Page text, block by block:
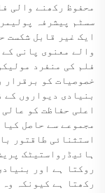
محفوظ رکھنے والی
سسٹم پیشرفہ
ایک غیر قابل شکست
والے معنوی پانی
فلم کی منفرد
خصوصیات کو برقرار
بنیادی دیواروں
اعلی حفاظت کو
مجموعے سے حاصل
استثنائی طاقتور
ہائیڈرواستیٹک
روکتا ہے اور
رکھتا ہے کیونکہ